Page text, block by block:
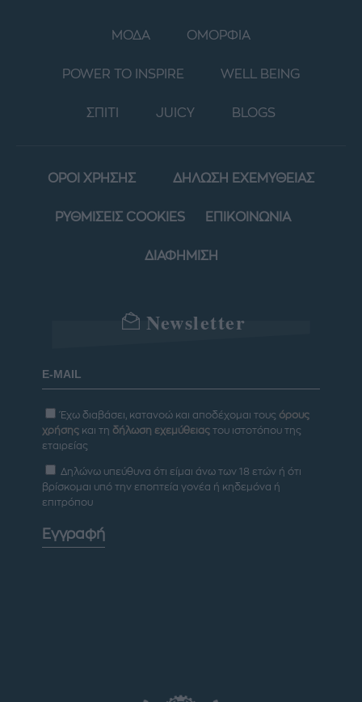
ΜΟΔΑ ΟΜΟΡΦΙΑ
POWER TO INSPIRE WELL BEING
ΣΠΙΤΙ JUICY BLOGS
ΟΡΟΙ ΧΡΗΣΗΣ ΔΗΛΩΣΗ ΕΧΕΜΥΘΕΙΑΣ
ΡΥΘΜΙΣΕΙΣ COOKIES ΕΠΙΚΟΙΝΩΝΙΑ
ΔΙΑΦΗΜΙΣΗ
Newsletter
Έχω διαβάσει, κατανοώ και αποδέχομαι τους όρους
χρήσης και τη δήλωση εχεμύθειας του ιστοτόπου της
εταιρείας
Δηλώνω υπεύθυνα ότι είμαι άνω των 18 ετών ή ότι
βρίσκομαι υπό την εποπτεία γονέα ή κηδεμόνα ή
επιτρόπου
Εγγραφή